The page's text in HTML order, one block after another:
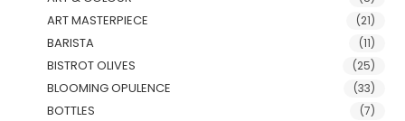
ART MASTERPIECE (21)
BARISTA (11)
BISTROT OLIVES (25)
BLOOMING OPULENCE (33)
BOTTLES (7)